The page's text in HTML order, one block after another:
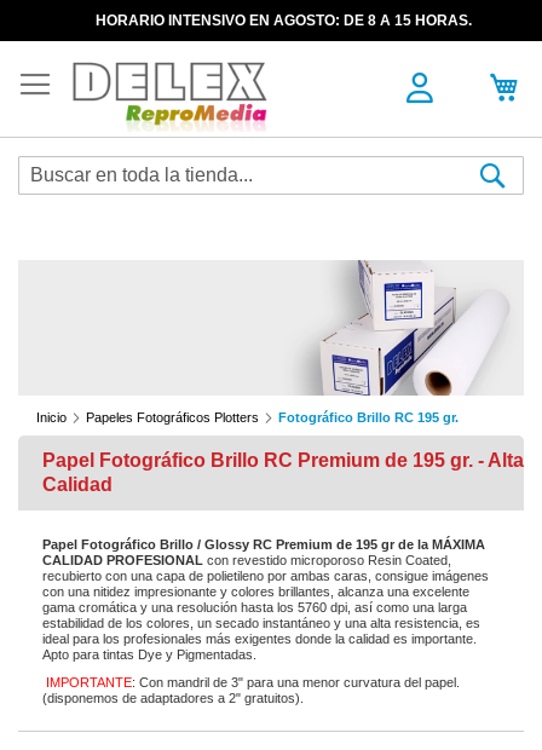
HORARIO INTENSIVO EN AGOSTO: DE 8 A 15 HORAS.
Inicio Papeles Fotográficos Plotters Fotográfico Brillo RC 195 gr.
Papel Fotográfico Brillo RC Premium de 195 gr. - Alta
Calidad
Papel Fotográfico Brillo / Glossy RC Premium de 195 gr de la MÁXIMA
CALIDAD PROFESIONAL con revestido microporoso Resin Coated,
recubierto con una capa de polietileno por ambas caras, consigue imágenes
con una nitidez impresionante y colores brillantes, alcanza una excelente
gama cromática y una resolución hasta los 5760 dpi, así como una larga
estabilidad de los colores, un secado instantáneo y una alta resistencia, es
ideal para los profesionales más exigentes donde la calidad es importante.
Apto para tintas Dye y Pigmentadas.
IMPORTANTE: Con mandril de 3" para una menor curvatura del papel.
(disponemos de adaptadores a 2" gratuitos).